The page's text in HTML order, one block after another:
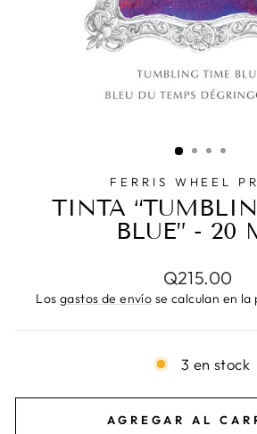
FERRIS WHEEL
TINTA
BLUE” - 20
Precio
habitual
Q215.00
Losgastos de envío se calculan en
3 en stock
AGREGAR AL